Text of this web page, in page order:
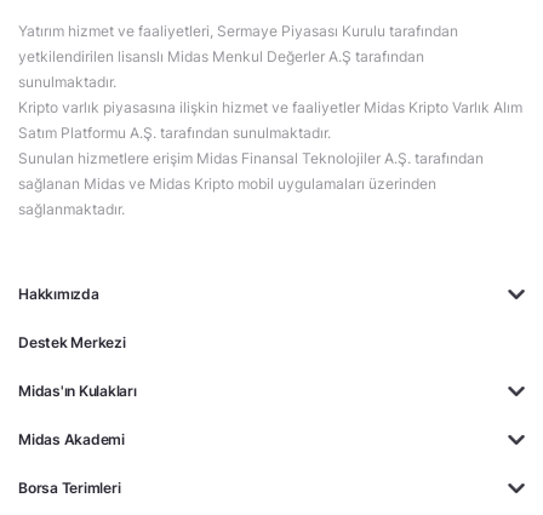
Hakkımızda
Destek Merkezi
Midas'ın Kulakları
Midas Akademi
Borsa Terimleri
Yatırım hizmet ve faaliyetleri, Sermaye Piyasası Kurulu tarafından
yetkilendirilen lisanslı Midas Menkul Değerler A.Ş tarafından
sunulmaktadır.
Kripto varlık piyasasına ilişkin hizmet ve faaliyetler Midas Kripto Varlık Alım
Satım Platformu A.Ş. tarafından sunulmaktadır.
Sunulan hizmetlere erişim Midas Finansal Teknolojiler A.Ş. tarafından
sağlanan Midas ve Midas Kripto mobil uygulamaları üzerinden
sağlanmaktadır.